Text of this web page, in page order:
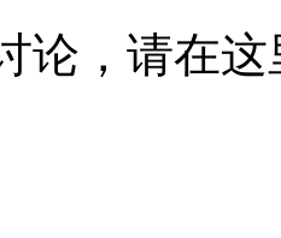
论，请在这